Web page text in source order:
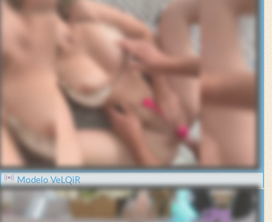
Modelo VeLQiR